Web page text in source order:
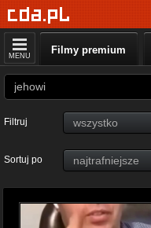
MENU Filmy premium
Filtruj
Sortuj po